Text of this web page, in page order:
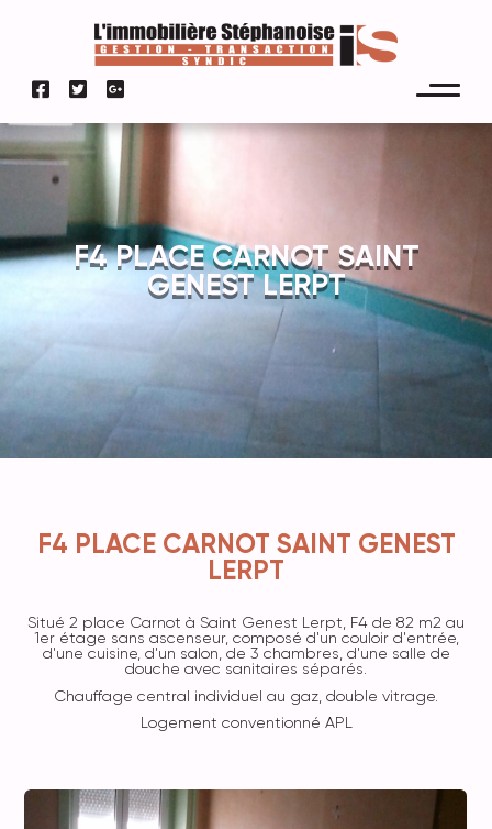
F4 PLACE CARNOT SAINT
GENEST LERPT
F4 PLACE CARNOT SAINT GENEST
LERPT
Situé 2 place Carnot à Saint Genest Lerpt, F4 de 82 m2 au
1er étage sans ascenseur, composé d'un couloir d'entrée,
d'une cuisine, d'un salon, de 3 chambres, d'une salle de
douche avec sanitaires séparés.
Chauffage central individuel au gaz, double vitrage.
Logement conventionné APL